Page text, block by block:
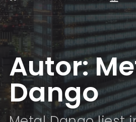
Autor:
Dango